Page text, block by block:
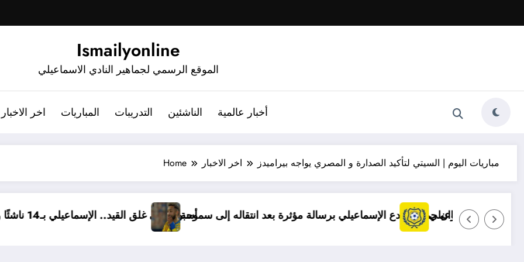
Ismailyonline
الموقع الرسمي لجماهير النادي الاسماعيلي
اخر الاخبار المباريات التدريبات الناشئين أخبار عالمية
Home اخر الاخبار مباريات اليوم | السيتي لتأكيد الصدارة و المصري يواجه بيراميدز
أسبوع على غلق القيد.. الإسماعيلي بـ14مروان حمدي يودع الإسماعيلي برسالة مؤثرة بعد انتقاله إلى سموحةتوضيح مهم بشأن قضايا الإسماعيلي